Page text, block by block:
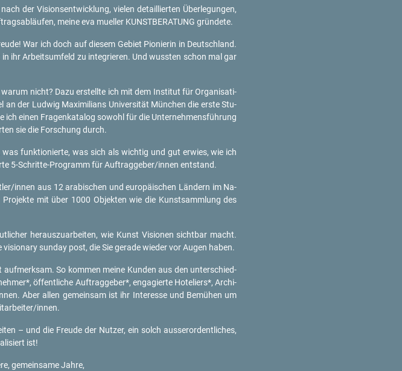
der Vi­si­ons­ent­wick­lung, vie­len de­tail­lier­ten Über­le­gun­gen,
meine eva mu­el­ler KUNST­BE­RA­TUNG grün­de­te.
War ich doch auf die­sem Ge­biet Pio­nie­rin in Deutsch­land.
ihr Ar­beits­um­feld zu in­te­grie­ren. Und wuss­ten schon mal gar
nicht? Dazu er­stell­te ich mit dem In­sti­tut für Or­ga­ni­sa­ti­
der Lud­wig Ma­xi­mi­li­ans Uni­ver­si­tät Mün­chen die erste Stu­
ich einen Fra­gen­ka­ta­log so­wohl für die Un­ter­neh­mens­füh­rung
sie die For­schung durch.
funk­tio­nier­te, was sich als wich­tig und gut er­wies, wie ich
5-Schrit­te-Pro­gramm für Auf­trag­ge­ber/innen ent­stand.
innen aus 12 ara­bi­schen und eu­ro­päi­schen Län­dern im Na­
mit über 1000 Ob­jek­ten wie die Kunst­samm­lung des
her­aus­zu­ar­bei­ten, wie Kunst Vi­sio­nen sicht­bar macht.
sun­day post, die Sie ge­ra­de wie­der vor Augen haben.
So kom­men meine Kun­den aus den un­ter­schied­
öf­fent­li­che Auf­trag­ge­ber*, en­ga­gier­te Ho­te­liers*, Ar­chi­
Aber allen ge­mein­sam ist ihr In­ter­es­se und Be­mü­hen um
innen.
– und die Freu­de der Nut­zer, ein solch aus­ser­or­dent­li­ches,
ist!
ge­mein­sa­me Jahre,